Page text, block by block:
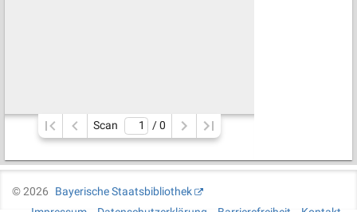
Scan / 0
©2026
Bayerische Staatsbibliothek